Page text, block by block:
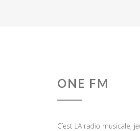
ONE FM
C’est LA radio musicale,